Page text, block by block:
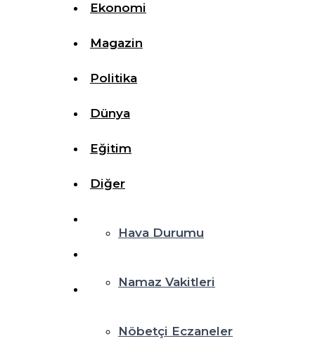
Ekonomi
Magazin
Politika
Dünya
Eğitim
Diğer
Hava Durumu
Namaz Vakitleri
Nöbetçi Eczaneler